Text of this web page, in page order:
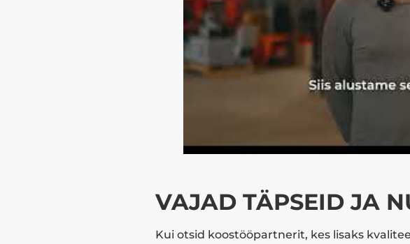
VAJAD TÄPSEID JA
Kui otsid koostööpartnerit, kes lisaks